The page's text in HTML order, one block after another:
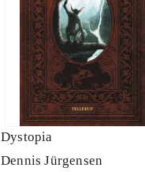
Dystopia
Dennis Jürgensen